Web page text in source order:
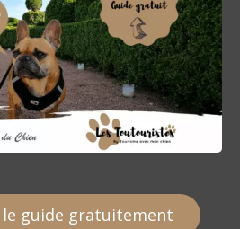
guide gratuitement